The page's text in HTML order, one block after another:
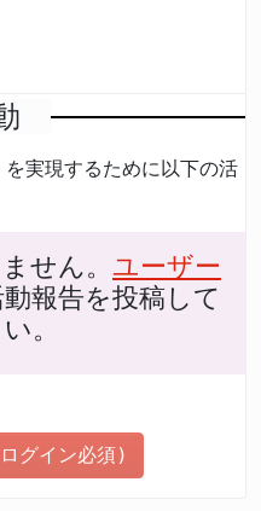
を実現するために以下の活
せん。 ユーザー
動報告を投稿して
。
グイン必須)